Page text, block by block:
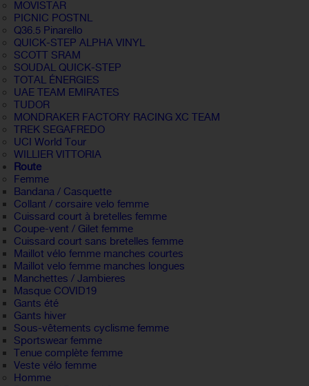
MOVISTAR
PICNIC POSTNL
Q36.5 Pinarello
QUICK-STEP ALPHA VINYL
SCOTT SRAM
SOUDAL QUICK-STEP
TOTAL ÉNERGIES
UAE TEAM EMIRATES
TUDOR
MONDRAKER FACTORY RACING XC TEAM
TREK SEGAFREDO
UCI World Tour
WILLIER VITTORIA
Route
Femme
Bandana / Casquette
Collant / corsaire velo femme
Cuissard court à bretelles femme
Coupe-vent / Gilet femme
Cuissard court sans bretelles femme
Maillot vélo femme manches courtes
Maillot velo femme manches longues
Manchettes / Jambieres
Masque COVID19
Gants été
Gants hiver
Sous-vêtements cyclisme femme
Sportswear femme
Tenue complète femme
Veste vélo femme
Homme